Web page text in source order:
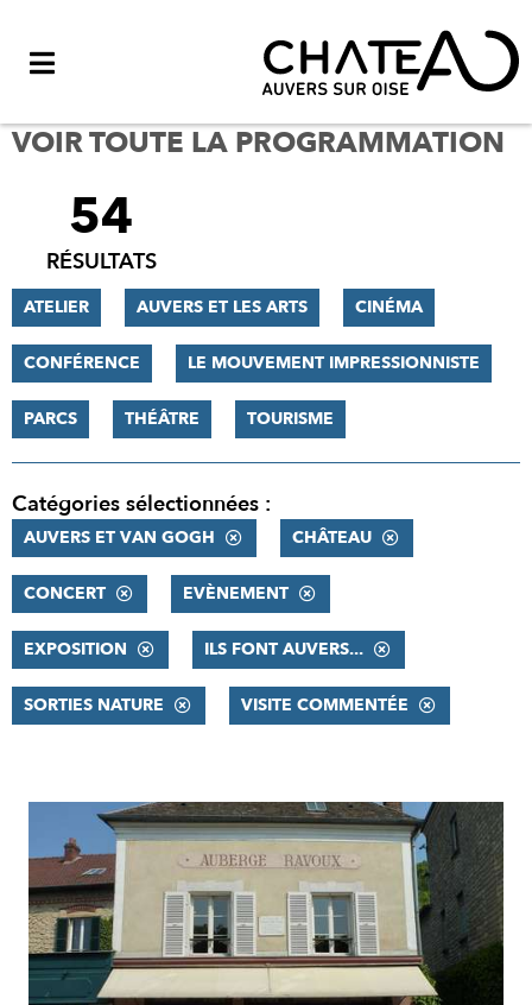
VOIR TOUTE LA PROGRAMMATION
FILTRER
RÉSULTATS
54
RÉSULTATS
ATELIER AUVERS ET LES ARTS CINÉMA
CONFÉRENCE LE MOUVEMENT IMPRESSIONNISTE
PARCS THÉÂTRE TOURISME
Catégories sélectionnées :
AUVERS ET VAN GOGH CHÂTEAU
CONCERT EVÈNEMENT
EXPOSITION ILS FONT AUVERS...
SORTIES NATURE VISITE COMMENTÉE
RÉSULTATS